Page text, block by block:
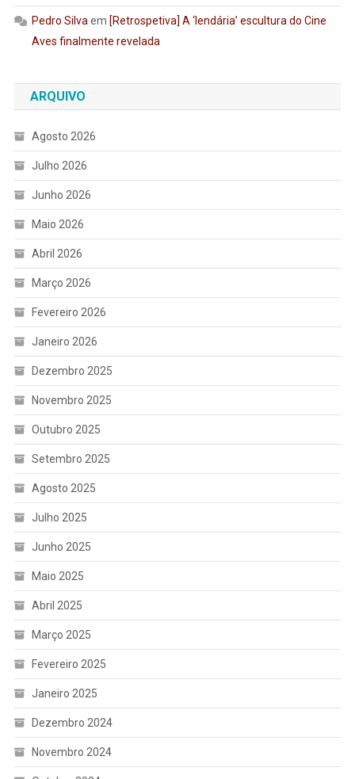
Pedro Silvaem [Retrospetiva] A ‘lendária’ escultura do Cine
Aves finalmente revelada
ARQUIVO
Agosto 2026
Julho 2026
Junho 2026
Maio 2026
Abril 2026
Março 2026
Fevereiro 2026
Janeiro 2026
Dezembro 2025
Novembro 2025
Outubro 2025
Setembro 2025
Agosto 2025
Julho 2025
Junho 2025
Maio 2025
Abril 2025
Março 2025
Fevereiro 2025
Janeiro 2025
Dezembro 2024
Novembro 2024